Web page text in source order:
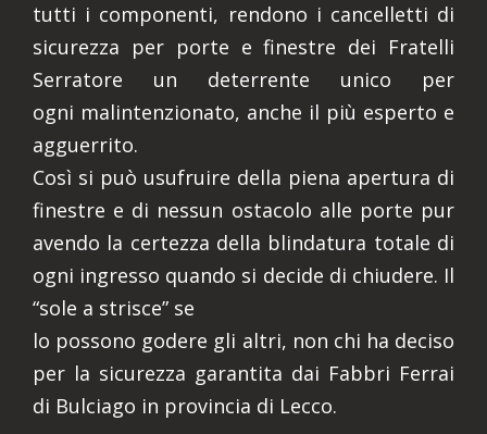
tutti i componenti, rendono i cancelletti di
sicurezza per porte e finestre dei Fratelli
Serratore un deterrente unico per
ogni malintenzionato, anche il più esperto e
agguerrito.
Così si può usufruire della piena apertura di
finestre e di nessun ostacolo alle porte pur
avendo la certezza della blindatura totale di
ogni ingresso quando si decide di chiudere. Il
“sole a strisce” se
lo possono godere gli altri, non chi ha deciso
per la sicurezza garantita dai Fabbri Ferrai
di Bulciago in provincia di Lecco.